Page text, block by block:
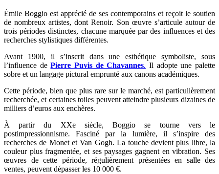
Émile Boggio est apprécié de ses contemporains et reçoit le soutien
de nombreux artistes, dont Renoir. Son œuvre s’articule autour de
trois périodes distinctes, chacune marquée par des influences et des
recherches stylistiques différentes.
Avant 1900, il s’inscrit dans une esthétique symboliste, sous
l’influence dePierre Puvis de Chavannes. Il adopte une palette
sobre et un langage pictural emprunté aux canons académiques.
Cette période, bien que plus rare sur le marché, est particulièrement
recherchée, et certaines toiles peuvent atteindre plusieurs dizaines de
milliers d’euros aux enchères.
À partir du XXe siècle, Boggio se tourne vers le
postimpressionnisme. Fasciné par la lumière, il s’inspire des
recherches de Monet et Van Gogh. La touche devient plus libre, la
couleur plus fragmentée, et ses paysages gagnent en vibration. Ses
œuvres de cette période, régulièrement présentées en salle des
ventes, peuvent dépasser les 10 000 €.